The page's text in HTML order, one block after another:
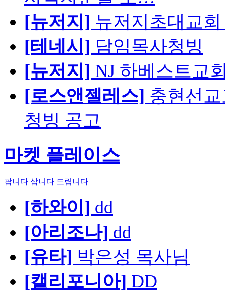
[뉴저지] 뉴저지초대교
[테네시] 담임목사청빙
[뉴저지] NJ 하베스트교
[로스앤젤레스] 충현선
청빙 공고
마켓 플레이스
팝니다 삽니다 드립니다
[하와이] dd
[아리조나] dd
[유타] 박은성 목사님
[캘리포니아] DD